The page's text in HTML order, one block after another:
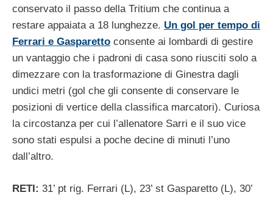
conservato il passo della Tritium che continua a
restare appaiata a 18 lunghezze. Un gol per tempo di
Ferrari e Gasparetto consente ai lombardi di gestire
un vantaggio che i padroni di casa sono riusciti solo a
dimezzare con la trasformazione di Ginestra dagli
undici metri (gol che gli consente di conservare le
posizioni di vertice della classifica marcatori). Curiosa
la circostanza per cui l’allenatore Sarri e il suo vice
sono stati espulsi a poche decine di minuti l’uno
dall’altro.
RETI: 31’ pt rig. Ferrari (L), 23’ st Gasparetto (L), 30’